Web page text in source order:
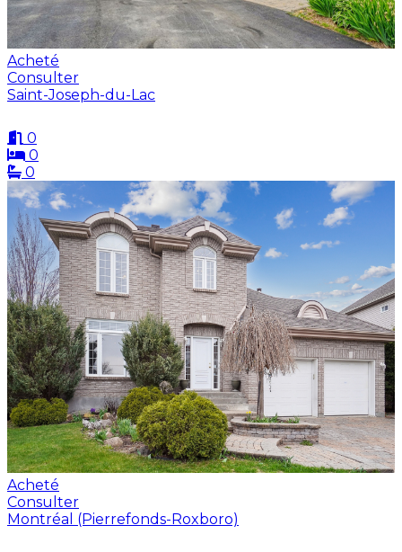
Acheté
Consulter
Saint-Joseph-du-Lac
0
0
0
Acheté
Consulter
Montréal (Pierrefonds-Roxboro)